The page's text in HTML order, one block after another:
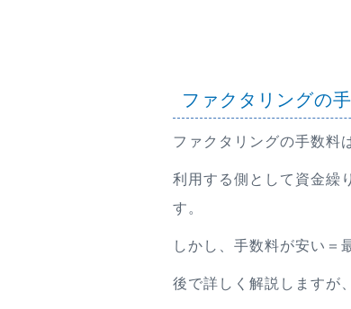
ファクタリングの
ファクタリングの手数料
利用する側として資金繰
す。
しかし、手数料が安い＝
後で詳しく解説しますが